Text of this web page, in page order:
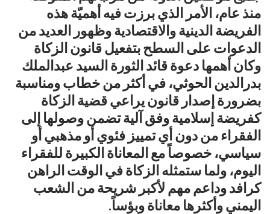
منذ عام، الأمر الذي برزت فيه أهميّة هذه
الفريضة الدينية والاقتصادية وظهور العديد من
الدعوات على السطح بتفعيل قانون الزكاة
وكان أهمها دعوة قائد الثورة السيد عبدالملك
بدرالدين الحوثي، في أكثر من خطاب ومناسبة
بضرورة إصدار قانون يراعي قضية الزكاة
كفريضة إسلامية وفق آلية تضمن وصولها إلى
الفقراء من دون أي تمييز فئوي أو مذهبي أو
سياسي، خصوصاً مع المعاناة الكبيرة للفقراء
اليوم، ولما ستمثله الزكاة في الوقت الراهن
كرافد وداعم مهم لأكبر شريحة من الشعب
اليمني وأكثرها معاناة وبؤساً.